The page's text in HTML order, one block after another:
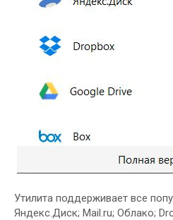
Утилита поддерживает все
Яндекс.Диск; Mail.ru; Облако;